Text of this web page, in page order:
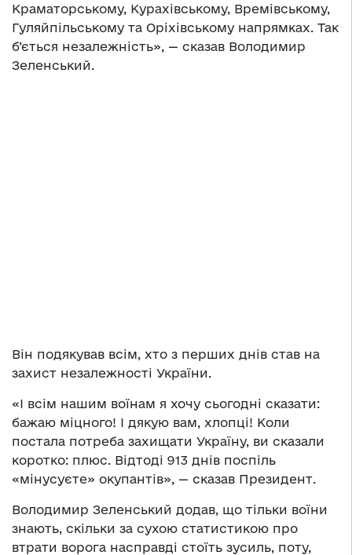
Краматорському, Курахівському, Времівському,
Гуляйпільському та Оріхівському напрямках. Так
б’ється незалежність», — сказав Володимир
Зеленський.
Він подякував всім, хто з перших днів став на
захист незалежності України.
«І всім нашим воїнам я хочу сьогодні сказати:
бажаю міцного! І дякую вам, хлопці! Коли
постала потреба захищати Україну, ви сказали
коротко: плюс. Відтоді 913 днів поспіль
«мінусуєте» окупантів», — сказав Президент.
Володимир Зеленський додав, що тільки воїни
знають, скільки за сухою статистикою про
втрати ворога насправді стоїть зусиль, поту,